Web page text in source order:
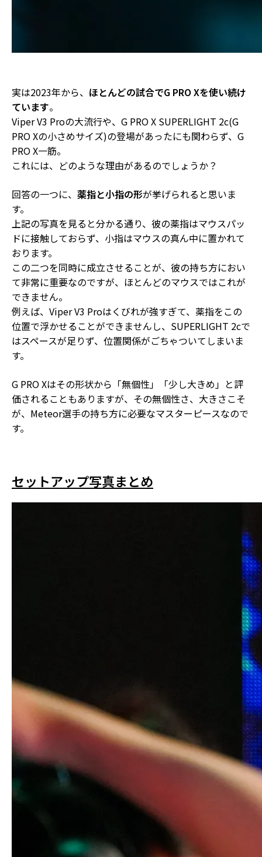
実は2023年から、 ほとんどの試合でG PRO Xを使い続け
ています。
Viper V3 Proの大流行や、 G PRO X SUPERLIGHT 2c(G
PRO Xの小さめサイズ)の登場があったにも関わらず、G
PRO X一筋。
これには、どのような理由があるのでしょうか？
回答の一つに、 薬指と小指の形が挙げられると思いま
す。
上記の写真を見ると分かる通り、彼の薬指はマウスパッ
ドに接触しておらず、小指はマウスの真ん中に置かれて
おります。
この二つを同時に成立させることが、彼の持ち方におい
て非常に重要なのですが、ほとんどのマウスではこれが
できません。
例えば、Viper V3 Proはくびれが強すぎて、薬指をこの
位置で浮かせることができませんし、SUPERLIGHT 2cで
はスペースが足りず、位置関係がごちゃついてしまいま
す。
G PRO Xはその形状から「無個性」「少し大きめ」と評
価されることもありますが、その無個性さ、大きさこそ
が、 Meteor選手の持ち方に必要なマスターピースなので
す。
セットアップ写真まとめ